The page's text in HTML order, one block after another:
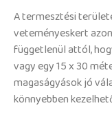
A termesztési
veteményeskert
függetlenül attól,
vagy egy 15 x 30
magaságyások jó
könnyebben